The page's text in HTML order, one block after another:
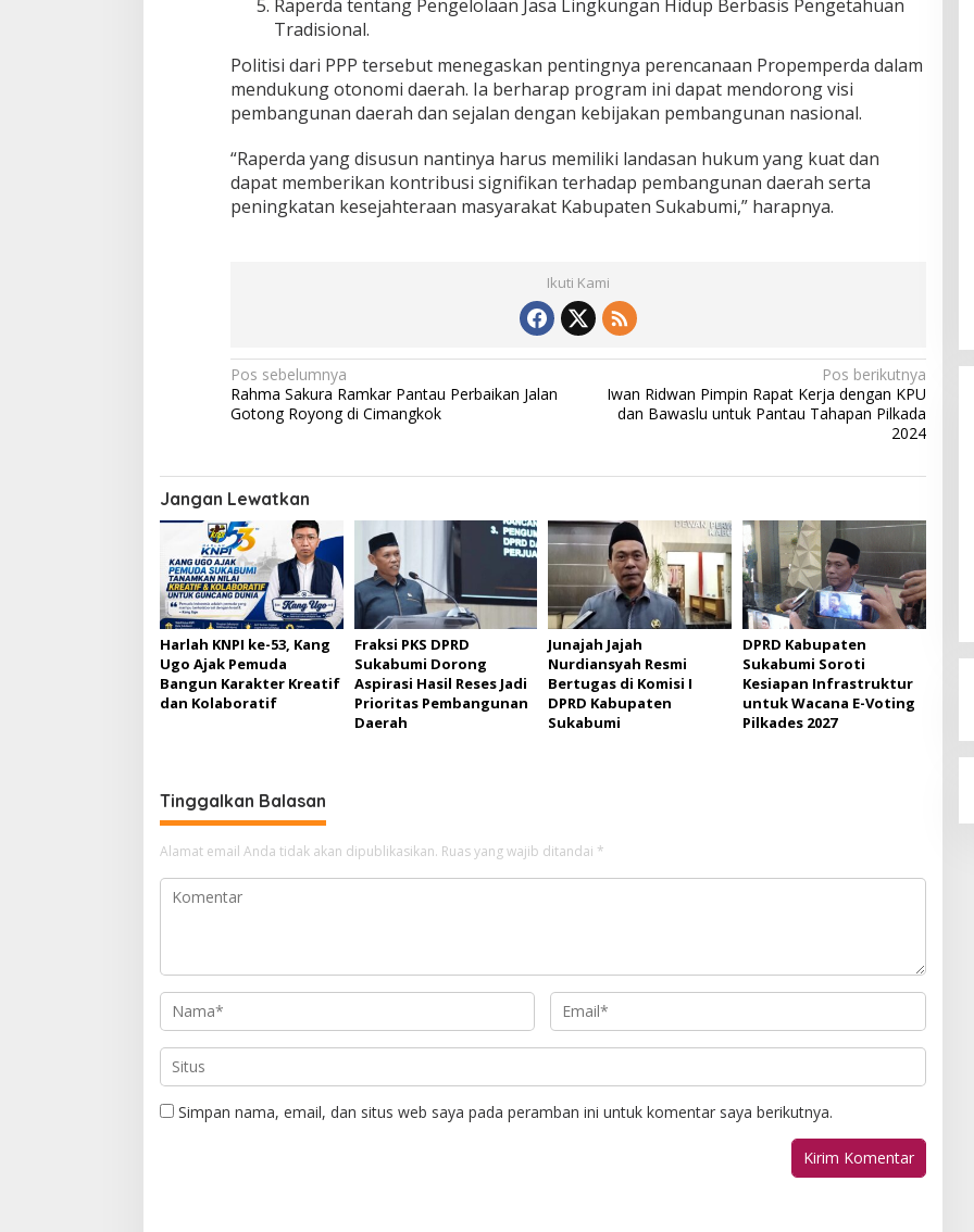
m
b
n
t
u
k
n
P
e
D
a
e
r
2
0
2
5
Raperda tentang Pengelolaan Jasa Lingkungan Hidup Berbasis Pengetahuan
Tradisional.
Politisi dari PPP tersebut menegaskan pentingnya perencanaan Propemperda dalam
mendukung otonomi daerah. Ia berharap program ini dapat mendorong visi
pembangunan daerah dan sejalan dengan kebijakan pembangunan nasional.
“Raperda yang disusun nantinya harus memiliki landasan hukum yang kuat dan
dapat memberikan kontribusi signifikan terhadap pembangunan daerah serta
peningkatan kesejahteraan masyarakat Kabupaten Sukabumi,” harapnya.
Ikuti Kami
N
a
i
g
a
s
i
p
o
s
Pos sebelumnya
Rahma Sakura Ramkar Pantau Perbaikan Jalan
Gotong Royong di Cimangkok
Pos berikutnya
Iwan Ridwan Pimpin Rapat Kerja dengan KPU
dan Bawaslu untuk Pantau Tahapan Pilkada
2024
Jangan Lewatkan
Harlah KNPI ke-53, Kang
Ugo Ajak Pemuda
Bangun Karakter Kreatif
dan Kolaboratif
Fraksi PKS DPRD
Sukabumi Dorong
Aspirasi Hasil Reses Jadi
Prioritas Pembangunan
Daerah
Junajah Jajah
Nurdiansyah Resmi
Bertugas di Komisi I
DPRD Kabupaten
Sukabumi
DPRD Kabupaten
Sukabumi Soroti
Kesiapan Infrastruktur
untuk Wacana E-Voting
Pilkades 2027
Tinggalkan Balasan
Alamat email Anda tidak akan dipublikasikan. Ruas yang wajib ditandai *
Simpan nama, email, dan situs web saya pada peramban ini untuk komentar saya berikutnya.
Budi Azhar Mutawali Serukan
Partisipasi Warga dalam Pilkada
2024
Di Politik 27 November 2024